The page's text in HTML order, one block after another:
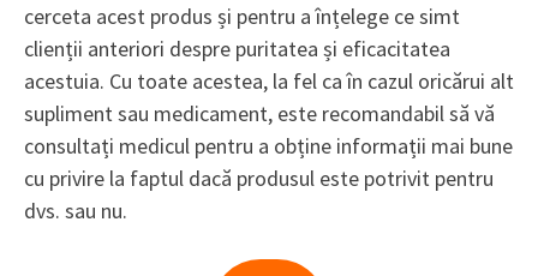
cerceta acest produs și pentru a înțelege ce simt
clienții anteriori despre puritatea și eficacitatea
acestuia. Cu toate acestea, la fel ca în cazul oricărui alt
supliment sau medicament, este recomandabil să vă
consultați medicul pentru a obține informații mai bune
cu privire la faptul dacă produsul este potrivit pentru
dvs. sau nu.